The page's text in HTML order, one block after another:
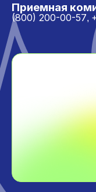
Приемная
(800) 200-00-57,